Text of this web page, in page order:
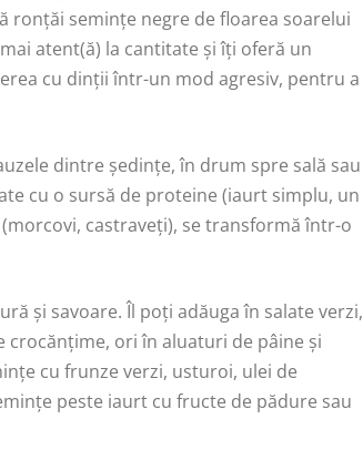
ronțăi semințe negre de floarea soarelui
atent(ă) la cantitate și îți oferă un
cu dinții într-un mod agresiv, pentru a
dintre ședințe, în drum spre sală sau
cu o sursă de proteine (iaurt simplu, un
castraveți), se transformă într-o
și savoare. Îl poți adăuga în salate verzi,
ori în aluaturi de pâine și
cu frunze verzi, usturoi, ulei de
peste iaurt cu fructe de pădure sau